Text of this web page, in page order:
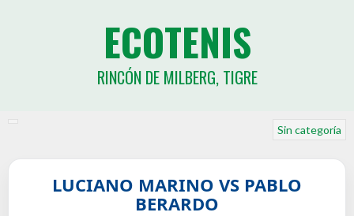
ECOTENIS
RINCÓN DE MILBERG, TIGRE
Sin categoría
LUCIANO MARINO VS PABLO
BERARDO